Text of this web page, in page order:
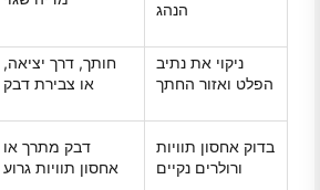
הנהג
חותך, דרך יציאה,
או צבירת דבק
ניקוי את נתיב
הפלט ואזור החתך
דבק מתרך או
אחסון תוויות גרוע
בדוק אחסון תוויות
ורולרים נקיים